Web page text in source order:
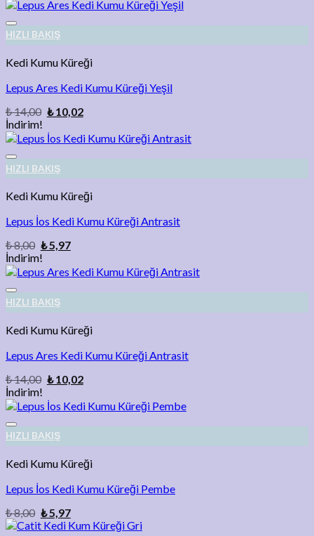
HIZLI BAKIŞ
Kedi Kumu Küreği
Lepus Ares Kedi Kumu Küreği Yeşil
₺14,00 ₺10,02
İndirim!
HIZLI BAKIŞ
Kedi Kumu Küreği
Lepus İos Kedi Kumu Küreği Antrasit
₺8,00 ₺5,97
İndirim!
HIZLI BAKIŞ
Kedi Kumu Küreği
Lepus Ares Kedi Kumu Küreği Antrasit
₺14,00 ₺10,02
İndirim!
HIZLI BAKIŞ
Kedi Kumu Küreği
Lepus İos Kedi Kumu Küreği Pembe
₺8,00 ₺5,97